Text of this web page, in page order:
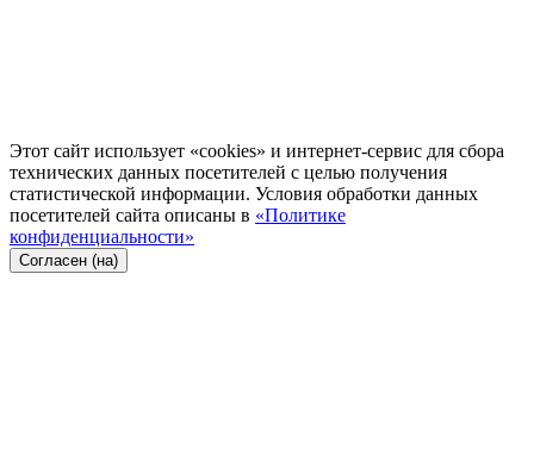
Этот сайт использует «cookies» и интернет-сервис для сбора
технических данных посетителей с целью получения
статистической информации. Условия обработки данных
посетителей сайта описаны в «Политике
конфиденциальности»
Согласен (на)